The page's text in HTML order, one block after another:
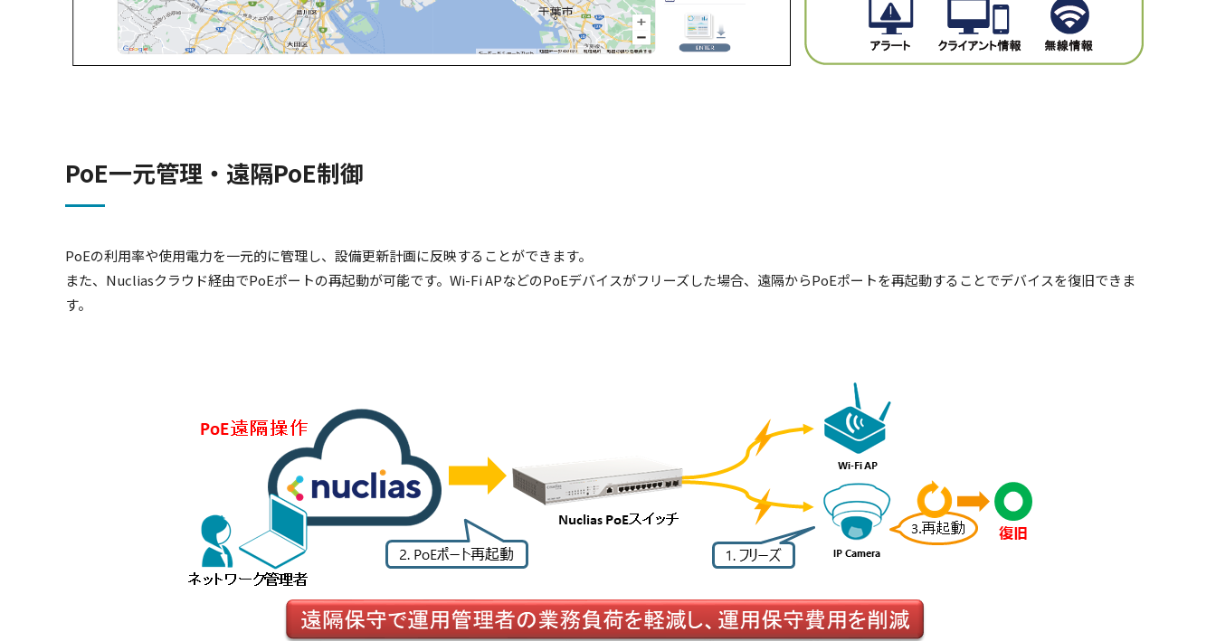
PoE一元管理・遠隔PoE制御
PoEの利用率や使用電力を一元的に管理し、設備更新計画に反映することができます。
また、Nucliasクラウド経由でPoEポートの再起動が可能です。Wi-Fi APなどのPoEデバイスがフリーズした場合、遠隔からPoEポートを再起動することでデバイスを復旧できま
す。